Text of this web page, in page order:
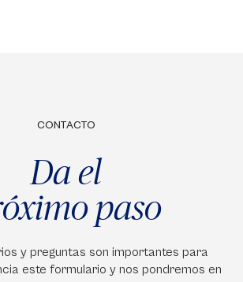
CONTACTO
Da el
paso
y preguntas son importantes para
este formulario y nos pondremos en